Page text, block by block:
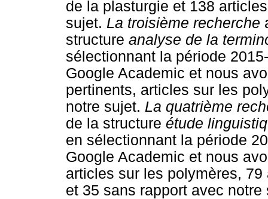
de la plasturgie et 138
sujet. La troisième recherche
structure analyse de la
sélectionnant la période
Google Academic et nous
pertinents, articles sur les
notre sujet. La quatrième
de la structure étude
en sélectionnant la période
Google Academic et nous
articles sur les polymères,
et 35 sans rapport avec notre